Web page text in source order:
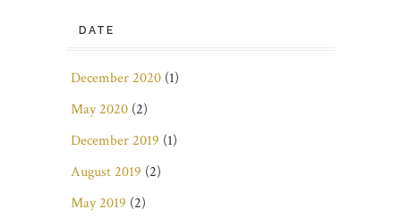
DATE
December 2020 (1)
May 2020 (2)
December 2019 (1)
August 2019 (2)
May 2019 (2)